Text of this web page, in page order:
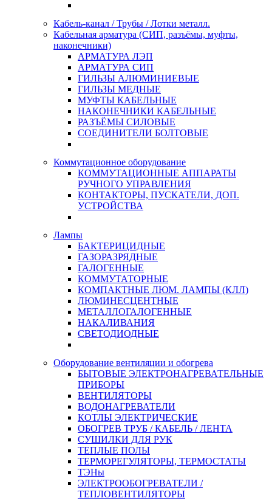
Кабель-канал / Трубы / Лотки металл.
Кабельная арматура (СИП, разъёмы, муфты,
наконечники)
АРМАТУРА ЛЭП
АРМАТУРА СИП
ГИЛЬЗЫ АЛЮМИНИЕВЫЕ
ГИЛЬЗЫ МЕДНЫЕ
МУФТЫ КАБЕЛЬНЫЕ
НАКОНЕЧНИКИ КАБЕЛЬНЫЕ
РАЗЪЁМЫ СИЛОВЫЕ
СОЕДИНИТЕЛИ БОЛТОВЫЕ
Коммутационное оборудование
КОММУТАЦИОННЫЕ АППАРАТЫ
РУЧНОГО УПРАВЛЕНИЯ
КОНТАКТОРЫ, ПУСКАТЕЛИ, ДОП.
УСТРОЙСТВА
Лампы
БАКТЕРИЦИДНЫЕ
ГАЗОРАЗРЯДНЫЕ
ГАЛОГЕННЫЕ
КОММУТАТОРНЫЕ
КОМПАКТНЫЕ ЛЮМ. ЛАМПЫ (КЛЛ)
ЛЮМИНЕСЦЕНТНЫЕ
МЕТАЛЛОГАЛОГЕННЫЕ
НАКАЛИВАНИЯ
СВЕТОДИОДНЫЕ
Оборудование вентиляции и обогрева
БЫТОВЫЕ ЭЛЕКТРОНАГРЕВАТЕЛЬНЫЕ
ПРИБОРЫ
ВЕНТИЛЯТОРЫ
ВОДОНАГРЕВАТЕЛИ
КОТЛЫ ЭЛЕКТРИЧЕСКИЕ
ОБОГРЕВ ТРУБ / КАБЕЛЬ / ЛЕНТА
СУШИЛКИ ДЛЯ РУК
ТЕПЛЫЕ ПОЛЫ
ТЕРМОРЕГУЛЯТОРЫ, ТЕРМОСТАТЫ
ТЭНы
ЭЛЕКТРООБОГРЕВАТЕЛИ /
ТЕПЛОВЕНТИЛЯТОРЫ